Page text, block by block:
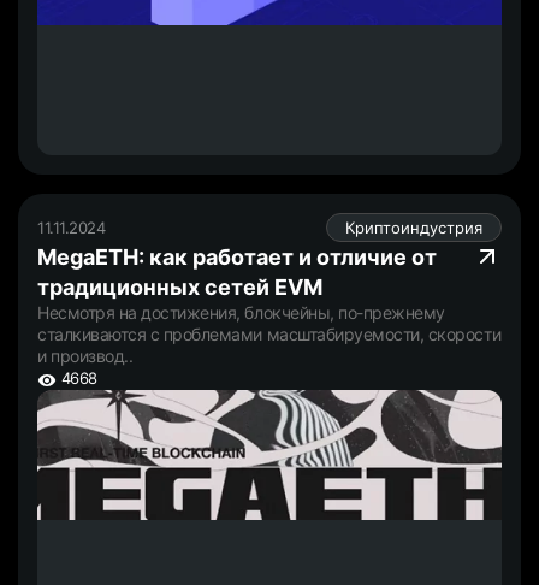
11.11.2024 Криптоиндустрия
MegaETH: как работает и отличие от
традиционных сетей EVM
Несмотря на достижения, блокчейны, по-прежнему
сталкиваются с проблемами масштабируемости, скорости
и производ..
4668